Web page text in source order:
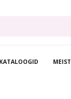
KATALOOGID MEIST